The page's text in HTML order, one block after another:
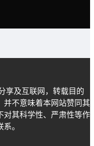
享及互联网，转载目的
并不意味着本网站赞同其
对其科学性、严肃性等作
。